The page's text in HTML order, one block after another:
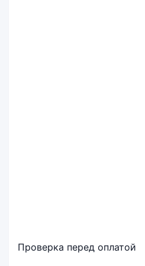
Проверка перед оплатой